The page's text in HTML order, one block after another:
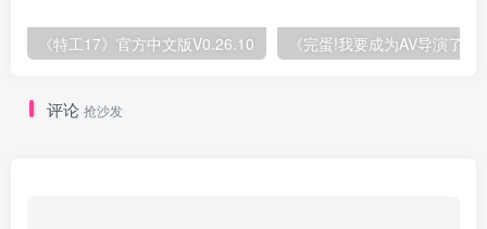
《特工17》官方中文版V0.26.10
评论 抢沙发